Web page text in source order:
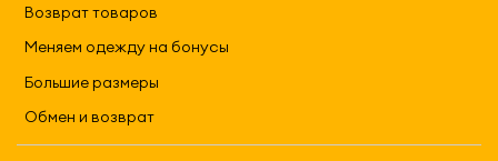
Возврат товаров
Меняем одежду на бонусы
Большие размеры
Обмен и возврат